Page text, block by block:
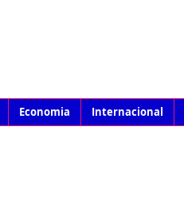
Economia Internacional